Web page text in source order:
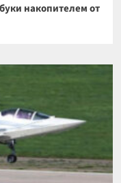
накопителем от